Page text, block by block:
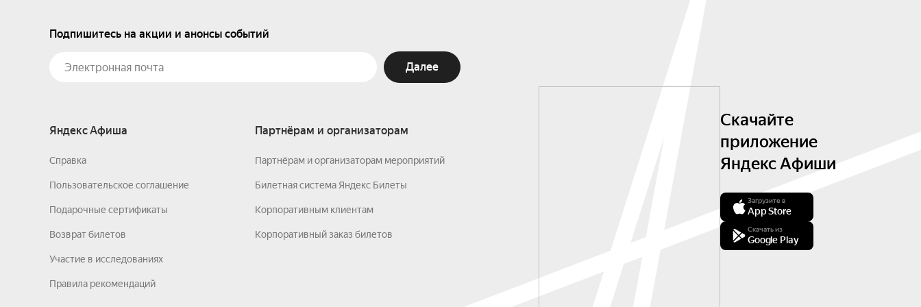
Подпишитесь на акции и анонсы событий
Далее
Яндекс Афиша
Справка
Пользовательское соглашение
Подарочные сертификаты
Возврат билетов
Участие в исследованиях
Правила рекомендаций
Партнёрам и организаторам
Партнёрам и организаторам мероприятий
Билетная система Яндекс Билеты
Корпоративным клиентам
Корпоративный заказ билетов
Скачайте
приложение
Яндекс Афиши
Загрузите в
App Store
Скачать из
Google Play